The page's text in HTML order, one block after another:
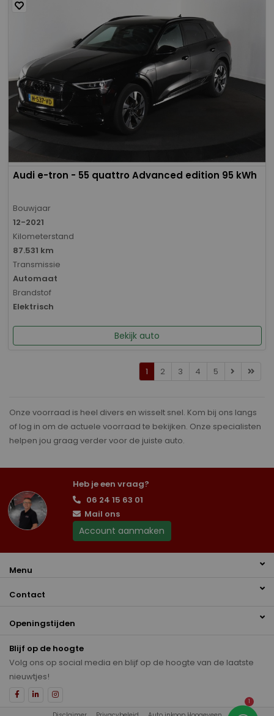
Audi e-tron - 55 quattro Advanced edition 95 kWh
Bouwjaar
12-2021
Kilometerstand
87.531 km
Transmissie
Automaat
Brandstof
Elektrisch
Bekijk auto
1 2 3 4 5
Onze voorraad is heel divers en wisselt snel. Kom bij ons langs
of log in om de actuele voorraad te bekijken. Onze specialisten
helpen jou graag verder voor de juiste auto.
Heb je een vraag?
06 24 15 63 01
Mail ons
Account aanmaken
Menu
Contact
Openingstijden
Blijf op de hoogte
Volg ons op social media en blijf op de hoogte van de laatste
nieuwtjes!
1